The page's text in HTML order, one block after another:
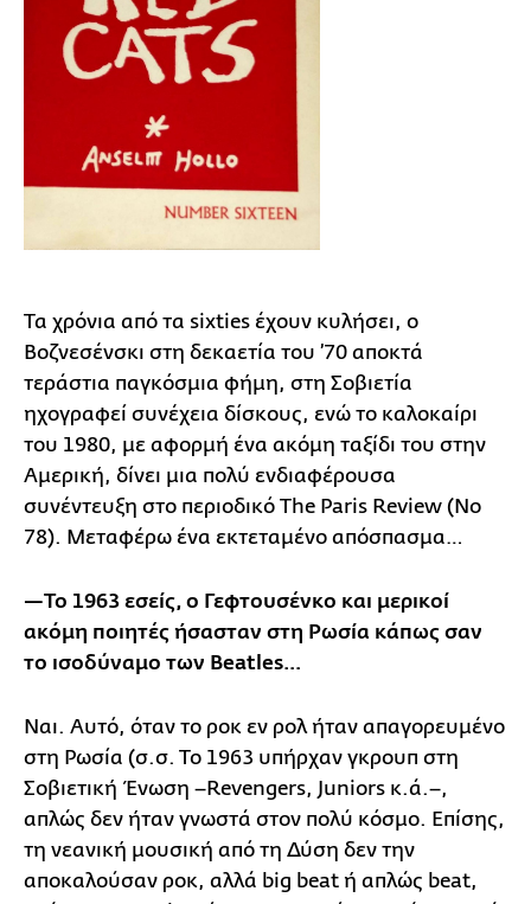
Τα χρόνια από τα sixties έχουν κυλήσει, ο
Βοζνεσένσκι στη δεκαετία του ’70 αποκτά
τεράστια παγκόσμια φήμη, στη Σοβιετία
ηχογραφεί συνέχεια δίσκους, ενώ το καλοκαίρι
του 1980, με αφορμή ένα ακόμη ταξίδι του στην
Αμερική, δίνει μια πολύ ενδιαφέρουσα
συνέντευξη στο περιοδικό The Paris Review (No
78). Μεταφέρω ένα εκτεταμένο απόσπασμα…
—Το 1963 εσείς, ο Γεφτουσένκο και μερικοί
ακόμη ποιητές ήσασταν στη Ρωσία κάπως σαν
το ισοδύναμο των Beatles…
Ναι. Αυτό, όταν το ροκ εν ρολ ήταν απαγορευμένο
στη Ρωσία (σ.σ. Το 1963 υπήρχαν γκρουπ στη
Σοβιετική Ένωση –Revengers, Juniors κ.ά.–,
απλώς δεν ήταν γνωστά στον πολύ κόσμο. Επίσης,
τη νεανική μουσική από τη Δύση δεν την
αποκαλούσαν ροκ, αλλά big beat ή απλώς beat,